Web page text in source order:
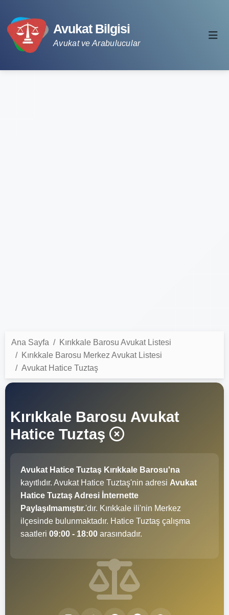
Avukat Bilgisi
Avukat ve Arabulucular
Ana Sayfa
Kırıkkale Barosu Avukat Listesi
Kırıkkale Barosu Merkez Avukat Listesi
Avukat Hatice Tuztaş
Kırıkkale Barosu Avukat
Hatice Tuztaş
Avukat Hatice Tuztaş Kırıkkale Barosu'na
kayıtlıdır. Avukat Hatice Tuztaş'nin adresi Avukat
Hatice Tuztaş Adresi İnternette
Paylaşılmamıştır.'dır. Kırıkkale ili'nin Merkez
ilçesinde bulunmaktadır. Hatice Tuztaş çalışma
saatleri 09:00 - 18:00 arasındadır.